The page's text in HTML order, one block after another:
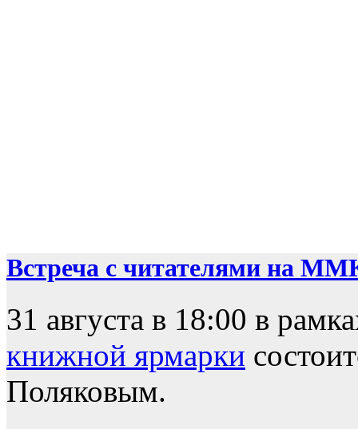
Встреча с читателями на
31 августа в 18:00 в
книжной ярмарки
Поляковым.